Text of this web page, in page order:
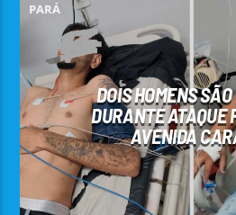
PARÁ
DOIS HOMENS
DURANTE ATAQUE
AVENIDA